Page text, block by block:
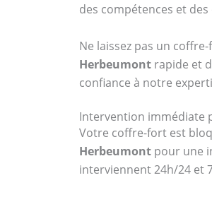
des compétences et
Ne laissez pas un
Herbeumont rapide et
confiance à notre
Intervention immédiate
Votre coffre-fort est
Herbeumont pour une
interviennent 24h/24 et